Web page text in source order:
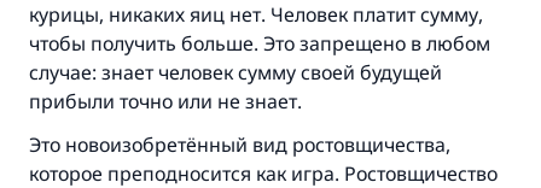
курицы, никаких яиц нет. Человек платит сумму,
чтобы получить больше. Это запрещено в любом
случае: знает человек сумму своей будущей
прибыли точно или не знает.
Это новоизобретённый вид ростовщичества,
которое преподносится как игра. Ростовщичество